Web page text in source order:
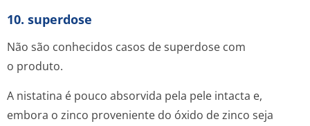
10. superdose
Não são conhecidos casos de superdose com
o produto.
A nistatina é pouco absorvida pela pele intacta e,
embora o zinco proveniente do óxido de zinco seja